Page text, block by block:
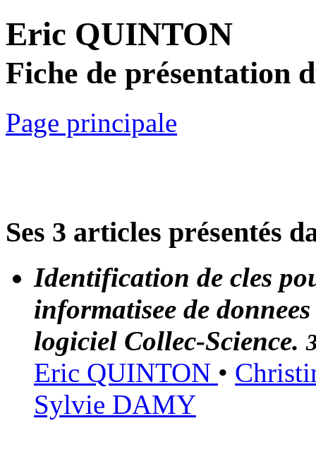
Eric QUINTON
Fiche de présentation
Page principale
Ses 3 articles présentés
Identification de cles
informatisee de
logiciel Collec-Science.
Eric QUINTON •
Sylvie DAMY